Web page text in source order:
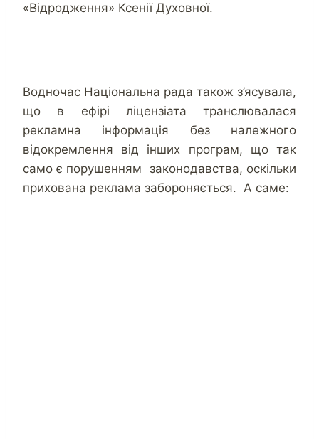
«Відродження» Ксенії Духовної.
Водночас Національна рада також з’ясувала,
що в ефірі ліцензіата транслювалася
рекламна інформація без належного
відокремлення від інших програм, що так
само є порушенням законодавства, оскільки
прихована реклама забороняється. А саме: